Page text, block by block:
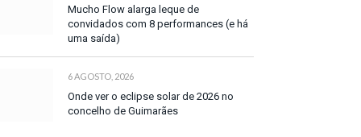
Mucho Flow alarga leque de
convidados com 8 performances (e há
uma saída)
6 AGOSTO, 2026
Onde ver o eclipse solar de 2026 no
concelho de Guimarães